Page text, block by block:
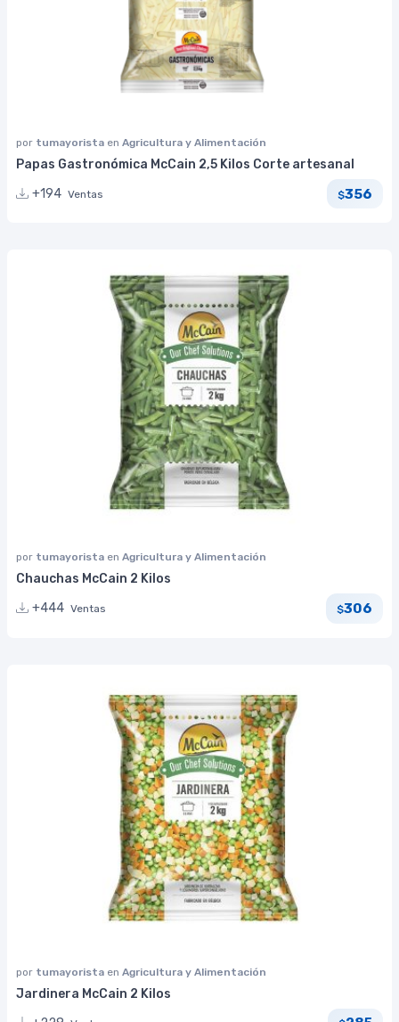
por tumayorista en Agricultura y Alimentación
Papas Gastronómica McCain 2,5 Kilos Corte artesanal
+194 Ventas $356
por tumayorista en Agricultura y Alimentación
Chauchas McCain 2 Kilos
+444 Ventas $306
por tumayorista en Agricultura y Alimentación
Jardinera McCain 2 Kilos